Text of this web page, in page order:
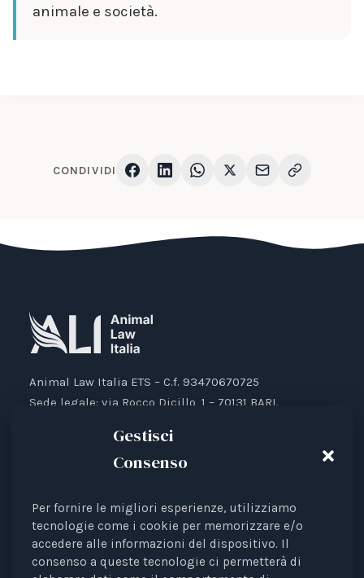
Gestisci
Consenso
Per fornire le migliori esperienze, utilizziamo
tecnologie come i cookie per memorizzare e/o
accedere alle informazioni del dispositivo. Il
consenso a queste tecnologie ci permetterà di
animale e società.
CONDIVIDI
Animal Law Italia ETS – C.f. 93470670725
Sede legale: via Rocco Dicillo, 1 – 70131 BARI.
Animal Law Italia è un Ente del Terzo Settore avente
come finalità la tutela legale degli animali.
Iscrizione al RUNTS Rep. 4 del 01/03/2022.